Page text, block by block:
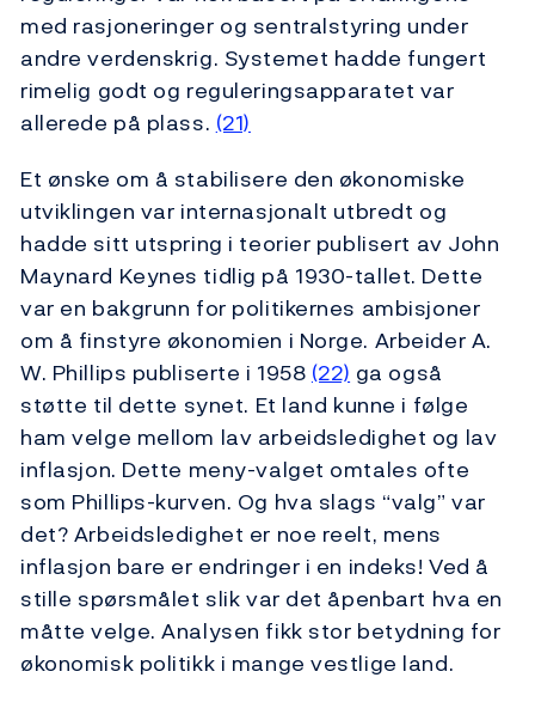
med rasjoneringer og sentralstyring under
andre verdenskrig. Systemet hadde fungert
rimelig godt og reguleringsapparatet var
allerede på plass. (21)
Et ønske om å stabilisere den økonomiske
utviklingen var internasjonalt utbredt og
hadde sitt utspring i teorier publisert av John
Maynard Keynes tidlig på 1930-tallet. Dette
var en bakgrunn for politikernes ambisjoner
om å finstyre økonomien i Norge. Arbeider A.
W. Phillips publiserte i 1958 (22) ga også
støtte til dette synet. Et land kunne i følge
ham velge mellom lav arbeidsledighet og lav
inflasjon. Dette meny-valget omtales ofte
som Phillips-kurven. Og hva slags “valg” var
det? Arbeidsledighet er noe reelt, mens
inflasjon bare er endringer i en indeks! Ved å
stille spørsmålet slik var det åpenbart hva en
måtte velge. Analysen fikk stor betydning for
økonomisk politikk i mange vestlige land.